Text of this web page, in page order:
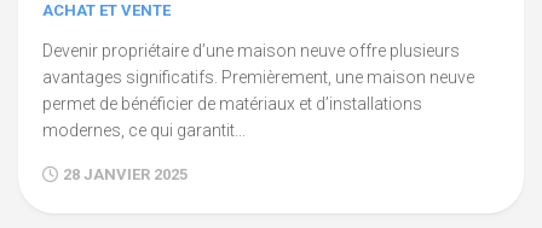
ACHAT ET VENTE
Devenir propriétaire d’une maison neuve offre plusieurs
avantages significatifs. Premièrement, une maison neuve
permet de bénéficier de matériaux et d’installations
modernes, ce qui garantit...
28 JANVIER 2025